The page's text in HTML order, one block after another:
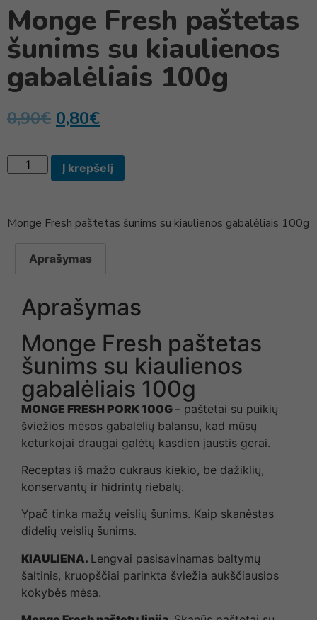
Monge Fresh paštetas
šunims su kiaulienos
gabalėliais 100g
0,90€ 0,80€
Į krepšelį
Monge Fresh paštetas šunims su kiaulienos gabalėliais 100g
Aprašymas
Aprašymas
Monge Fresh paštetas
šunims su kiaulienos
gabalėliais 100g
MONGE FRESH PORK 100G– paštetai su puikių
šviežios mėsos gabalėlių balansu, kad mūsų
keturkojai draugai galėtų kasdien jaustis gerai.
Receptas iš mažo cukraus kiekio, be dažiklių,
konservantų ir hidrintų riebalų.
Ypač tinka mažų veislių šunims. Kaip skanėstas
didelių veislių šunims.
KIAULIENA. Lengvai pasisavinamas baltymų
šaltinis, kruopščiai parinkta šviežia aukščiausios
kokybės mėsa.